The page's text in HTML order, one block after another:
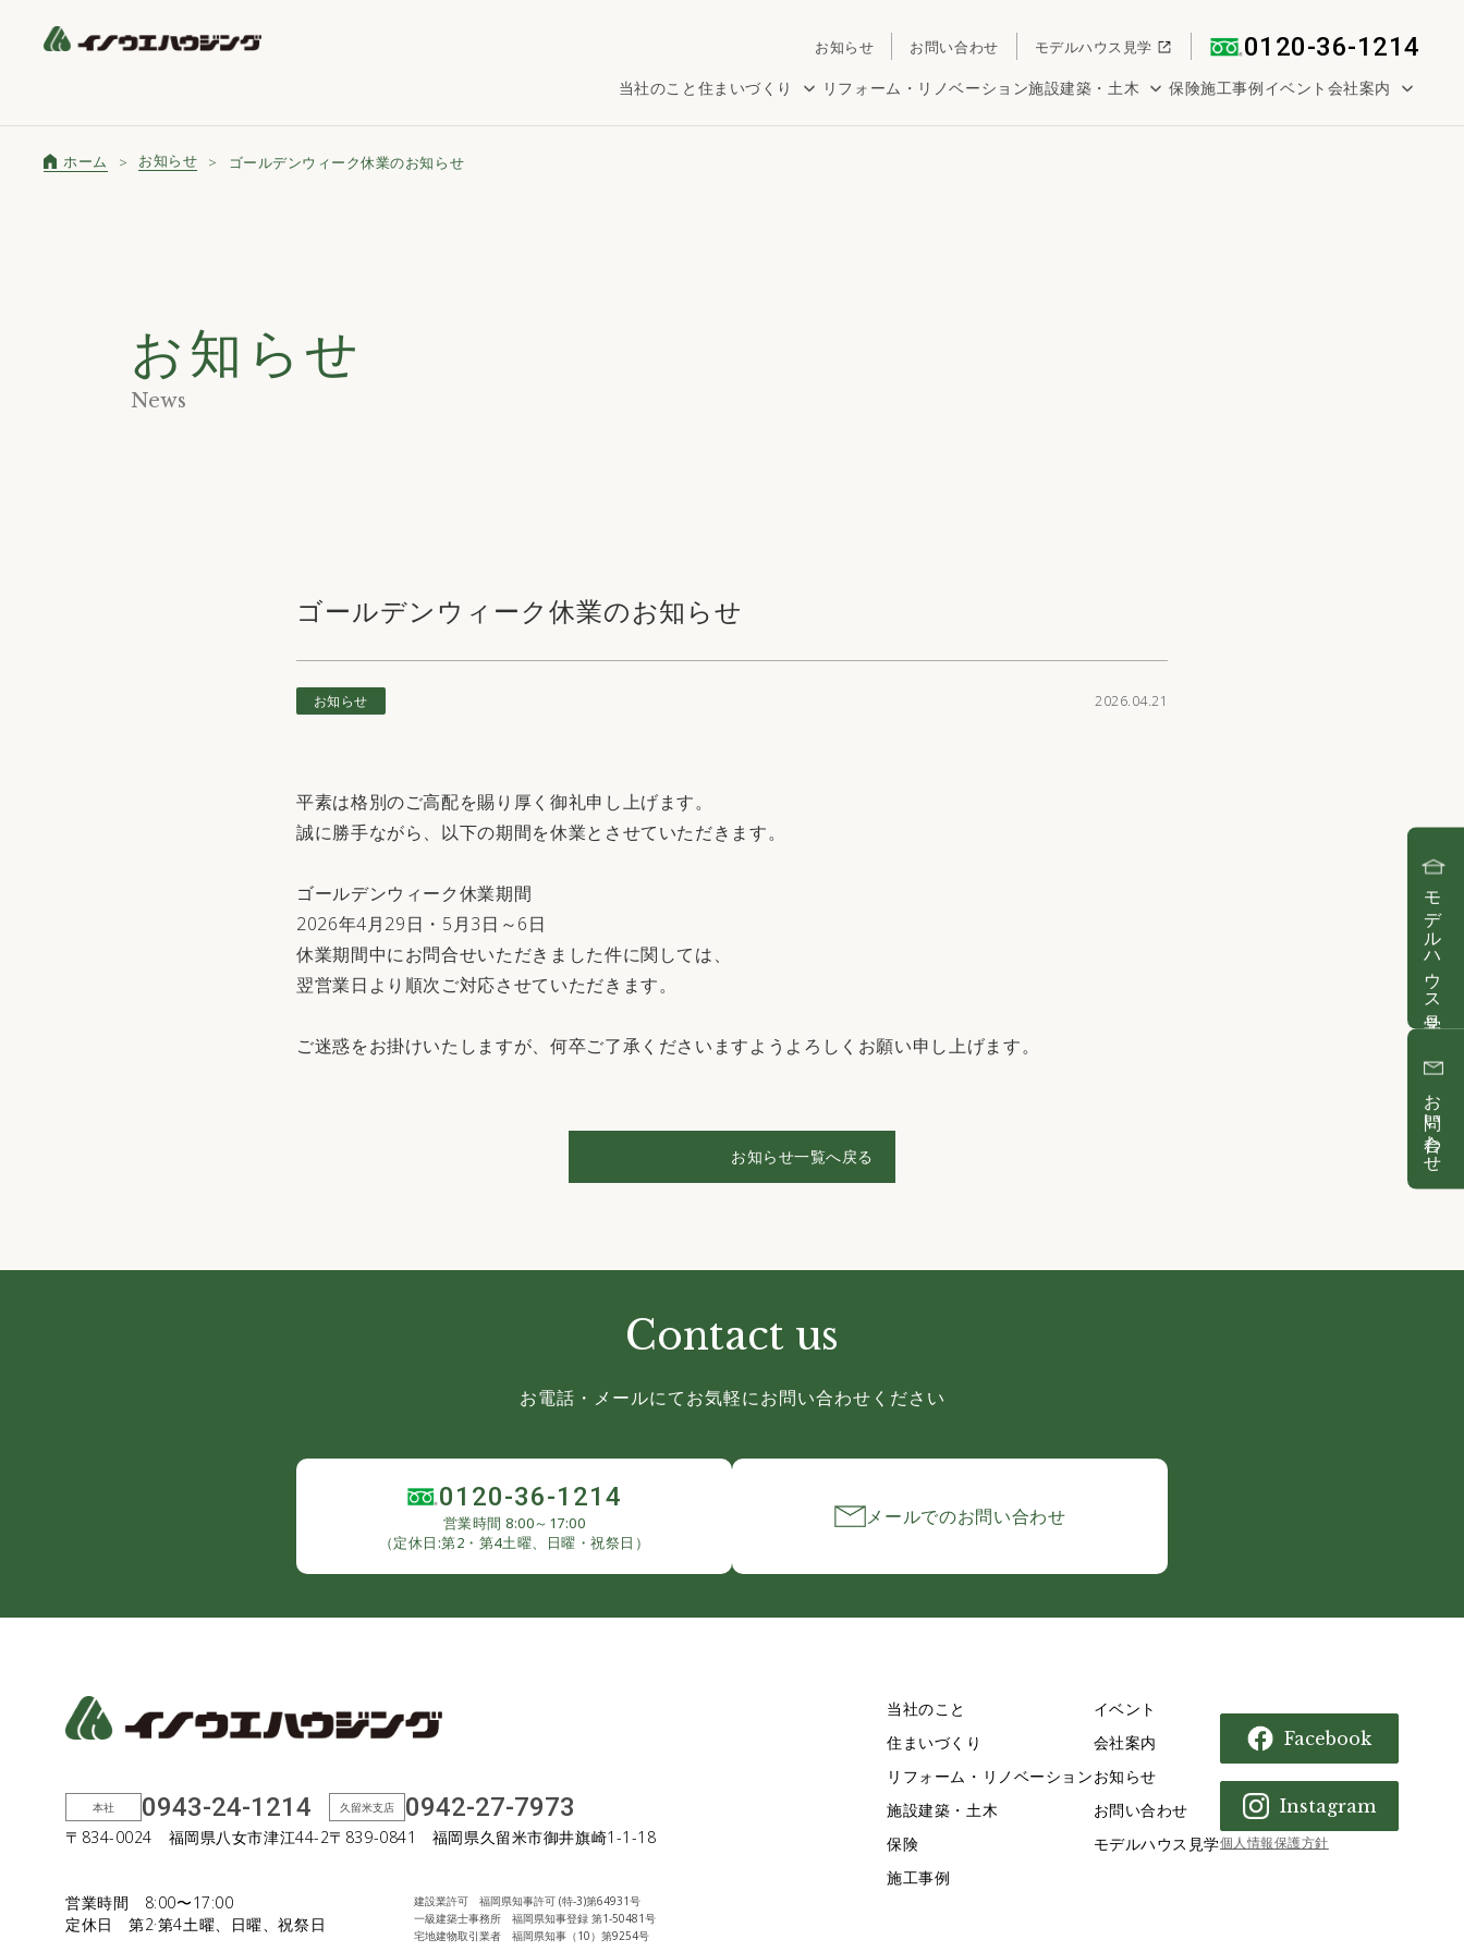
お知らせ お問い合わせ モデルハウス見学 0120-36-1214
当社のこと 住まいづくり リフォーム・リノベーション施設建築・土木 保険施工事例イベント 会社案内
モデルハウス見学
お問い合わせ
ホーム お知らせ ゴールデンウィーク休業のお知らせ
お知らせ
News
ゴールデンウィーク休業のお知らせ
お知らせ 2026.04.21
平素は格別のご高配を賜り厚く御礼申し上げます。
誠に勝手ながら、以下の期間を休業とさせていただきます。
ゴールデンウィーク休業期間
2026年4月29日・5月3日～6日
休業期間中にお問合せいただきました件に関しては、
翌営業日より順次ご対応させていただきます。
ご迷惑をお掛けいたしますが、何卒ご了承くださいますようよろしくお願い申し上げます。
お知らせ一覧へ戻る
Contact us
お電話・メールにてお気軽にお問い合わせください
0120-36-1214
営業時間 8:00～17:00
（定休日:第2・第4土曜、日曜・祝祭日）
メールでのお問い合わせ
当社のこと
住まいづくり
リフォーム・リノベーション
施設建築・土木
保険
施工事例
イベント
会社案内
お知らせ
お問い合わせ
モデルハウス見学
Facebook
Instagram
個人情報保護方針
本社 0943-24-1214
〒834-0024 福岡県八女市津江44-2
久留米支店 0942-27-7973
〒839-0841 福岡県久留米市御井旗崎1-1-18
営業時間 8:00〜17:00
定休日 第2·第4土曜、日曜、祝祭日
建設業許可 福岡県知事許可 (特-3)第64931号
一級建築士事務所 福岡県知事登録 第1-50481号
宅地建物取引業者 福岡県知事（10）第9254号